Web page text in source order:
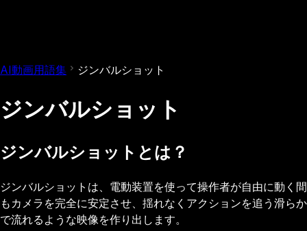
AI動画用語集 ジンバルショット
ジンバルショット
ジンバルショットとは？
ジンバルショットは、電動装置を使って操作者が自由に動く間
もカメラを完全に安定させ、揺れなくアクションを追う滑らか
で流れるような映像を作り出します。